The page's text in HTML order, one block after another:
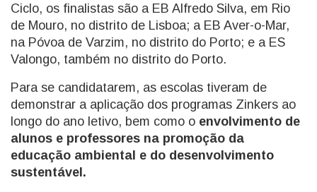
Ciclo, os finalistas são a EB Alfredo Silva, em Rio
de Mouro, no distrito de Lisboa; a EB Aver-o-Mar,
na Póvoa de Varzim, no distrito do Porto; e a ES
Valongo, também no distrito do Porto.
Para se candidatarem, as escolas tiveram de
demonstrar a aplicação dos programas Zinkers ao
longo do ano letivo, bem como o envolvimento de
alunos e professores na promoção da
educação ambiental e do desenvolvimento
sustentável.